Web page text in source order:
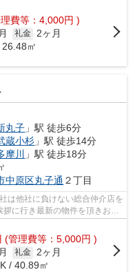
費等：4,000円 )
礼金 2ヶ月
㎡
丸子 」駅 徒歩6分
蔵小杉 」駅 徒歩14分
摩川
」駅 徒歩18分
中原区丸子通 ２丁目
は他社に負けない総合仲介店を
に行き最新の物件を頂きお客
(管理費等：5,000円 )
礼金
2ヶ月
/ 40.89㎡